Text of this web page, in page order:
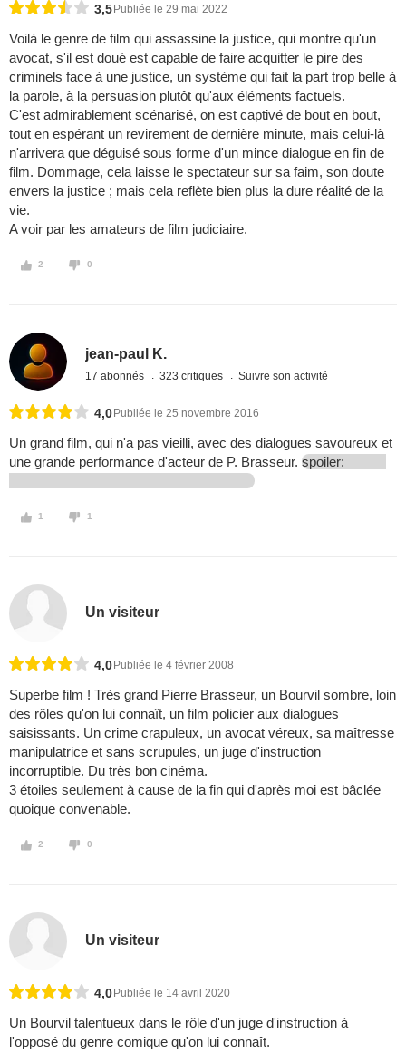
3,5 Publiée le 29 mai 2022
Voilà le genre de film qui assassine la justice, qui montre qu'un
avocat, s'il est doué est capable de faire acquitter le pire des
criminels face à une justice, un système qui fait la part trop belle à
la parole, à la persuasion plutôt qu'aux éléments factuels.
C'est admirablement scénarisé, on est captivé de bout en bout,
tout en espérant un revirement de dernière minute, mais celui-là
n'arrivera que déguisé sous forme d'un mince dialogue en fin de
film. Dommage, cela laisse le spectateur sur sa faim, son doute
envers la justice ; mais cela reflète bien plus la dure réalité de la
vie.
A voir par les amateurs de film judiciaire.
2 0
jean-paul K.
17 abonnés 323 critiques Suivre son activité
4,0 Publiée le 25 novembre 2016
Un grand film, qui n'a pas vieilli, avec des dialogues savoureux et
une grande performance d'acteur de P. Brasseur. spoiler:
1 1
Un visiteur
4,0 Publiée le 4 février 2008
Superbe film ! Très grand Pierre Brasseur, un Bourvil sombre, loin
des rôles qu'on lui connaît, un film policier aux dialogues
saisissants. Un crime crapuleux, un avocat véreux, sa maîtresse
manipulatrice et sans scrupules, un juge d'instruction
incorruptible. Du très bon cinéma.
3 étoiles seulement à cause de la fin qui d'après moi est bâclée
quoique convenable.
2 0
Un visiteur
4,0 Publiée le 14 avril 2020
Un Bourvil talentueux dans le rôle d'un juge d'instruction à
l'opposé du genre comique qu'on lui connaît.